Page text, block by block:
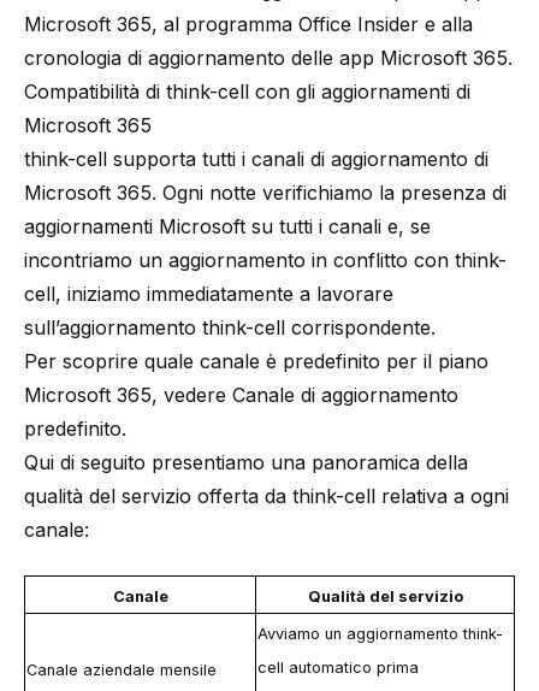
Microsoft 365, al programma Office Insider e alla
cronologia di aggiornamento delle app Microsoft 365.
Compatibilità di think-cell con gli aggiornamenti di
Microsoft 365
think-cell supporta tutti i canali di aggiornamento di
Microsoft 365. Ogni notte verifichiamo la presenza di
aggiornamenti Microsoft su tutti i canali e, se
incontriamo un aggiornamento in conflitto con think-
cell, iniziamo immediatamente a lavorare
sull’aggiornamento think-cell corrispondente.
Per scoprire quale canale è predefinito per il piano
Microsoft 365, vedere Canale di aggiornamento
predefinito.
Qui di seguito presentiamo una panoramica della
qualità del servizio offerta da think-cell relativa a ogni
canale:
Canale Qualità del servizio
Canale aziendale mensile
Avviamo un aggiornamentothink-
cell automatico prima